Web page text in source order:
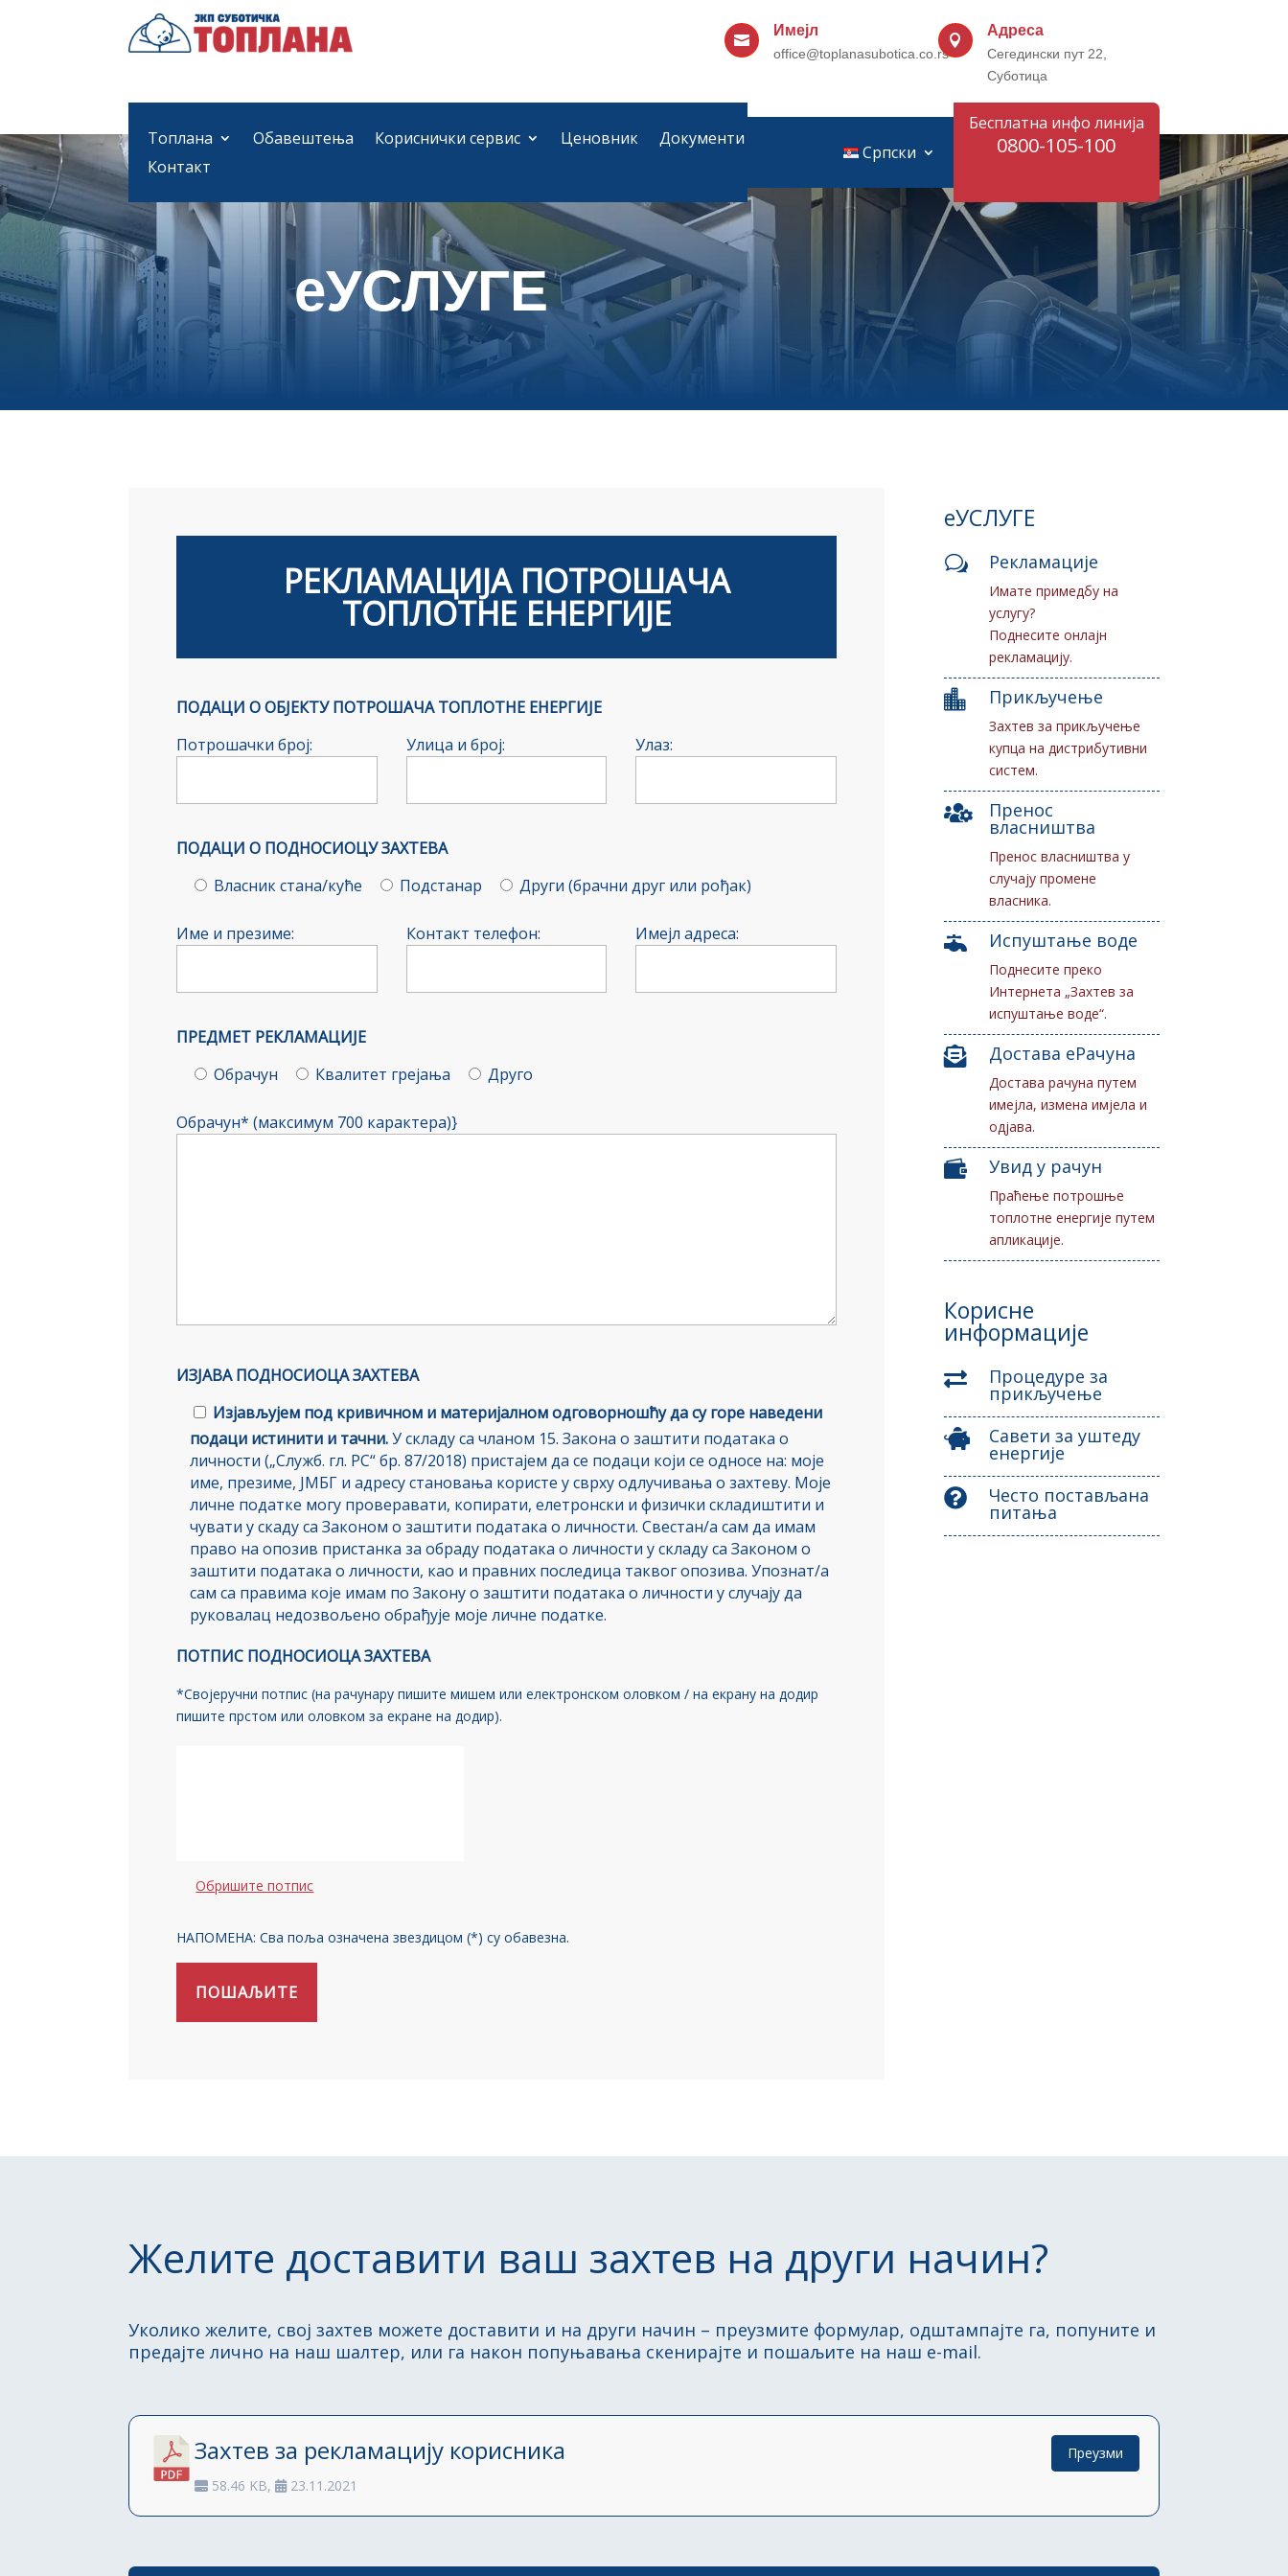

Имејл
office@toplanasubotica.co.rs

Адреса
Сегедински пут 22,
Суботица
Топлана Обавештења Кориснички сервис Ценовник
Документи
Контакт
Српски
Бесплатна инфо линија
0800-105-100
еУСЛУГЕ
РЕКЛАМАЦИЈА ПОТРОШАЧА
ТОПЛОТНЕ ЕНЕРГИЈЕ
ПОДАЦИ О ОБЈЕКТУ ПОТРОШАЧА ТОПЛОТНЕ ЕНЕРГИЈЕ
Потрошачки број:
Улица и број: Улаз:
ПОДАЦИ О ПОДНОСИОЦУ ЗАХТЕВА
Власник стана/куће
Подстанар Други (брачни друг или рођак)
Име и презиме: Контакт телефон: Имејл адреса:
ПРЕДМЕТ РЕКЛАМАЦИЈЕ
Обрачун
Квалитет грејања Друго
Обрачун* (максимум 700 карактера)}
ИЗЈАВА ПОДНОСИОЦА ЗАХТЕВА
Изјављујем под кривичном и материјалном одговорношћу да су горе наведени
подаци истинити и тачни.У складу са чланом 15. Закона о заштити података о
личности („Служб. гл. РС“ бр. 87/2018) пристајем да се подаци који се односе на: моје
име, презиме, ЈМБГ и адресу становања користе у сврху одлучивања о захтеву. Моје
личне податке могу проверавати, копирати, елетронски и физички складиштити и
чувати у скаду са Законом о заштити података о личности. Свестан/а сам да имам
право на опозив пристанка за обраду података о личности у складу са Законом о
заштити података о личности, као и правних последица таквог опозива. Упознат/а
сам са правима које имам по Закону о заштити података о личности у случају да
руковалац недозвољено обрађује моје личне податке.
ПОТПИС ПОДНОСИОЦА ЗАХТЕВА
*Својеручни потпис (на рачунару пишите мишем или електронском оловком / на екрану на додир
пишите прстом или оловком за екране на додир).
Обришите потпис
НАПОМЕНА: Сва поља означена звездицом (*) су обавезна.
еУСЛУГЕ
w Рекламације
Имате примедбу на
услугу?
Поднесите онлајн
рекламацију.
 Прикључење
Захтев за прикључење
купца на дистрибутивни
систем.
 Пренос
власништва
Пренос власништва у
случају промене
власника.
 Испуштање воде
Поднесите преко
Интернета „Захтев за
испуштање воде“.
 Достава еРачуна
Достава рачуна путем
имејла, измена имјела и
одјава.
 Увид у рачун
Праћење потрошње
топлотне енергије путем
апликације.
Корисне
информације
 Процедуре за
прикључење

Савети за уштеду
енергије

Често постављана
питања
Желите доставити ваш захтев на други начин?
Уколико желите, свој захтев можете доставити и на други начин – преузмите формулар, одштампајте га, попуните и
предајте лично на наш шалтер, или га након попуњавања скенирајте и пошаљите на наш e-mail.
Захтев за рекламацију корисника
58.46 KB, 23.11.2021
Преузми